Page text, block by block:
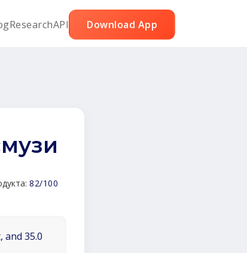
ResearchAPI Download App
82/100
and 35.0